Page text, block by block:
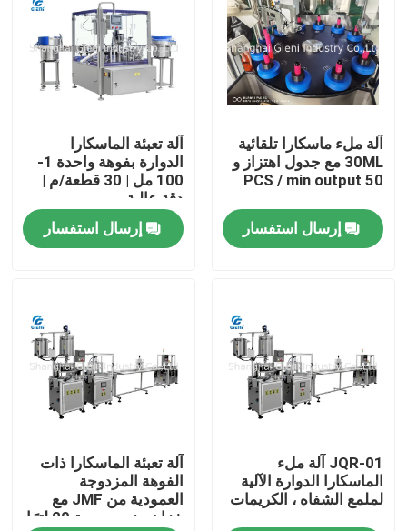
المنتجات
حولنا
جولة في المصنع
اتصل بنا
القضايا
آلة ملء ماسكارا تلقائية
30ML مع جدول اهتزاز و
50 PCS / min output
إرسال استفسار
آلة تعبئة الماسكارا
الدوارة بفوهة واحدة 1-
100 مل | 30 قطعة/م |
دقة عالية
إرسال استفسار
JQR-01 آلة ملء
الماسكارا الدوارة الآلية
لملمع الشفاه ، الكريمات
آلة تعبئة الماسكارا ذات
الفوهة المزدوجة
العمودية من JMF مع
خزان مزدوج سعة 20 لترًا